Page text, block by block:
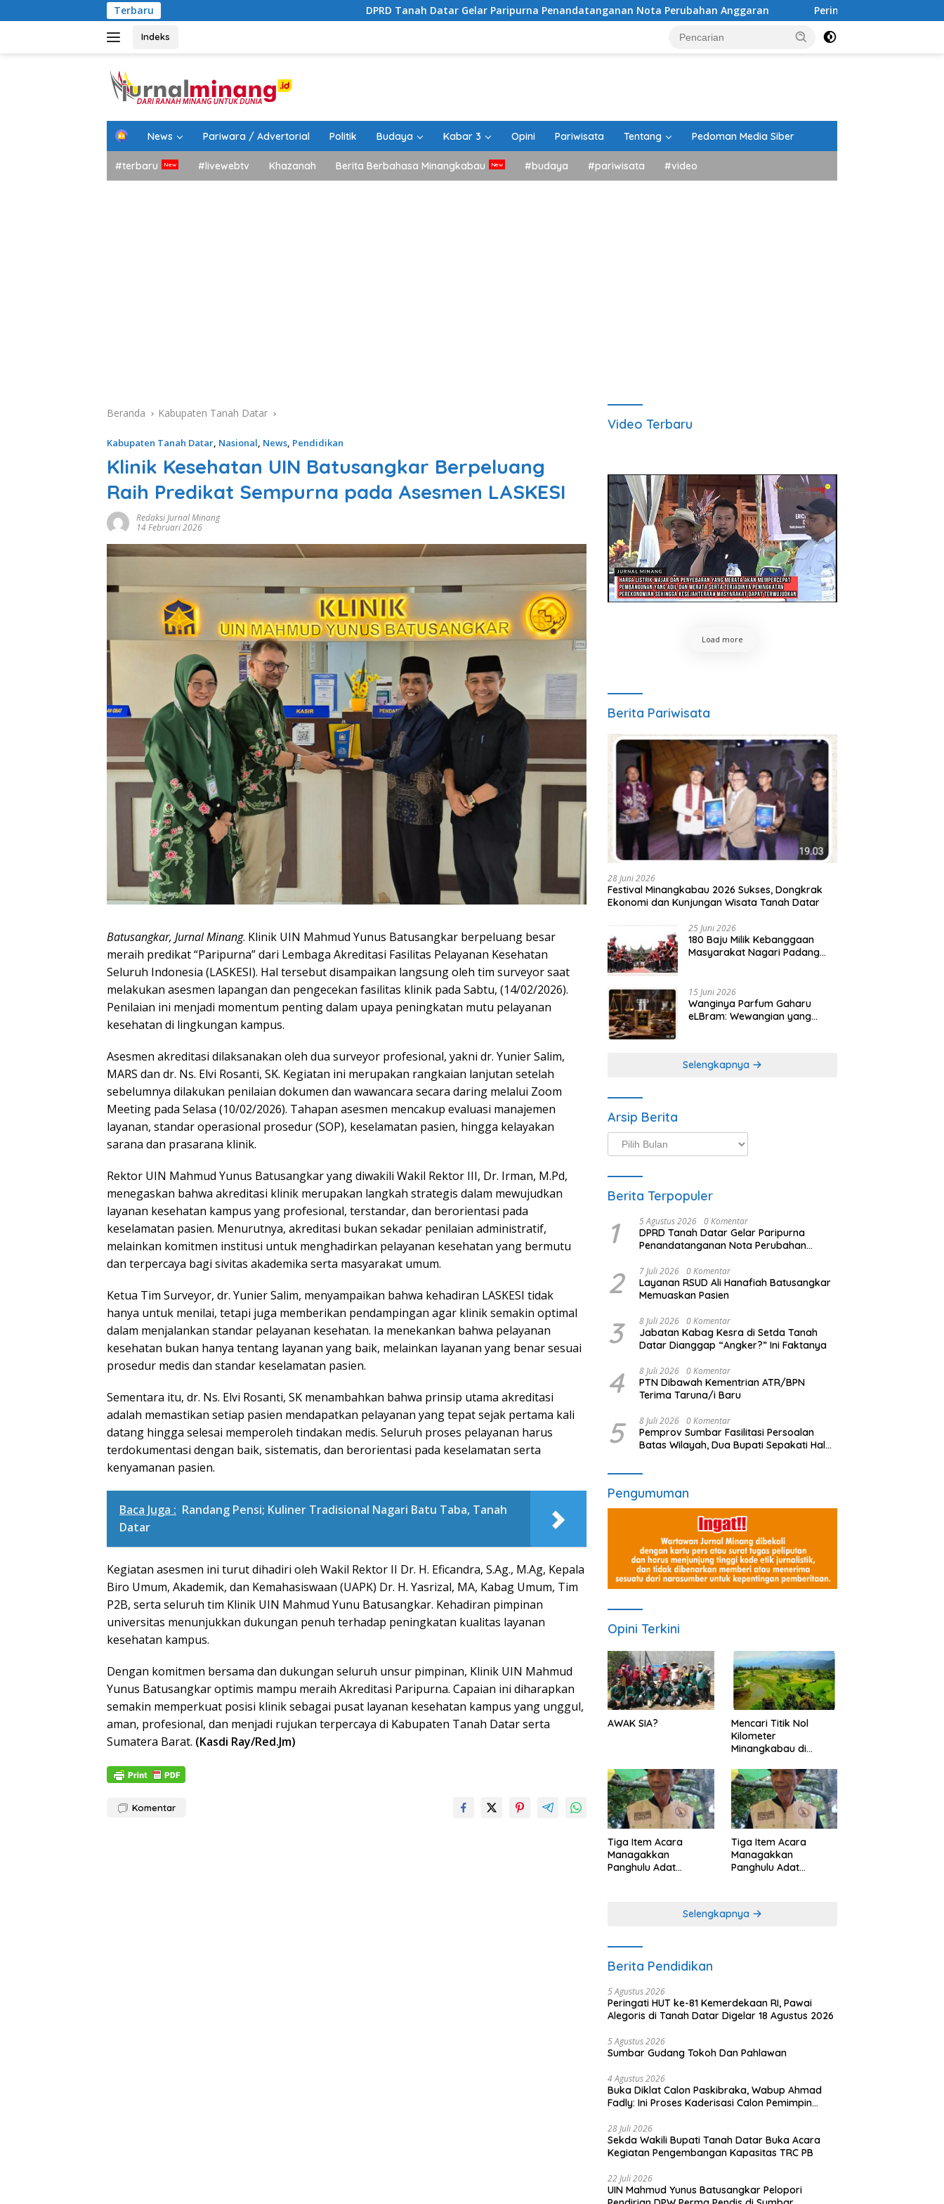
ke
Terbaru DPRD Tanah Datar Gelar Paripurna Penandatanganan Nota Perubahan Anggaran Peringati HUT ke-81 Kemerdekaan RI,
Indeks
H
m
e
News Pariwara / Advertorial Politik Budaya Kabar 3 Opini Pariwisata Tentang Pedoman Media Siber
#terbaru #livewebtv Khazanah Berita Berbahasa Minangkabau #budaya #pariwisata #video
Beranda Kabupaten Tanah Datar
Kabupaten Tanah Datar, Nasional, News, Pendidikan
Klinik Kesehatan UIN Batusangkar Berpeluang
Raih Predikat Sempurna pada Asesmen LASKESI
Redaksi Jurnal Minang
14 Februari 2026
Batusangkar, Jurnal Minang. Klinik UIN Mahmud Yunus Batusangkar berpeluang besar
meraih predikat “Paripurna” dari Lembaga Akreditasi Fasilitas Pelayanan Kesehatan
Seluruh Indonesia (LASKESI). Hal tersebut disampaikan langsung oleh tim surveyor saat
melakukan asesmen lapangan dan pengecekan fasilitas klinik pada Sabtu, (14/02/2026).
Penilaian ini menjadi momentum penting dalam upaya peningkatan mutu pelayanan
kesehatan di lingkungan kampus.
Asesmen akreditasi dilaksanakan oleh dua surveyor profesional, yakni dr. Yunier Salim,
MARS dan dr. Ns. Elvi Rosanti, SK. Kegiatan ini merupakan rangkaian lanjutan setelah
sebelumnya dilakukan penilaian dokumen dan wawancara secara daring melalui Zoom
Meeting pada Selasa (10/02/2026). Tahapan asesmen mencakup evaluasi manajemen
layanan, standar operasional prosedur (SOP), keselamatan pasien, hingga kelayakan
sarana dan prasarana klinik.
Rektor UIN Mahmud Yunus Batusangkar yang diwakili Wakil Rektor III, Dr. Irman, M.Pd,
menegaskan bahwa akreditasi klinik merupakan langkah strategis dalam mewujudkan
layanan kesehatan kampus yang profesional, terstandar, dan berorientasi pada
keselamatan pasien. Menurutnya, akreditasi bukan sekadar penilaian administratif,
melainkan komitmen institusi untuk menghadirkan pelayanan kesehatan yang bermutu
dan terpercaya bagi sivitas akademika serta masyarakat umum.
Ketua Tim Surveyor, dr. Yunier Salim, menyampaikan bahwa kehadiran LASKESI tidak
hanya untuk menilai, tetapi juga memberikan pendampingan agar klinik semakin optimal
dalam menjalankan standar pelayanan kesehatan. Ia menekankan bahwa pelayanan
kesehatan bukan hanya tentang layanan yang baik, melainkan layanan yang benar sesuai
prosedur medis dan standar keselamatan pasien.
Sementara itu, dr. Ns. Elvi Rosanti, SK menambahkan bahwa prinsip utama akreditasi
adalah memastikan setiap pasien mendapatkan pelayanan yang tepat sejak pertama kali
datang hingga selesai memperoleh tindakan medis. Seluruh proses pelayanan harus
terdokumentasi dengan baik, sistematis, dan berorientasi pada keselamatan serta
kenyamanan pasien.
Baca Juga : Randang Pensi; Kuliner Tradisional Nagari Batu Taba, Tanah
Datar
Kegiatan asesmen ini turut dihadiri oleh Wakil Rektor II Dr. H. Eficandra, S.Ag., M.Ag, Kepala
Biro Umum, Akademik, dan Kemahasiswaan (UAPK) Dr. H. Yasrizal, MA, Kabag Umum, Tim
P2B, serta seluruh tim Klinik UIN Mahmud Yunu Batusangkar. Kehadiran pimpinan
universitas menunjukkan dukungan penuh terhadap peningkatan kualitas layanan
kesehatan kampus.
Dengan komitmen bersama dan dukungan seluruh unsur pimpinan, Klinik UIN Mahmud
Yunus Batusangkar optimis mampu meraih Akreditasi Paripurna. Capaian ini diharapkan
semakin memperkuat posisi klinik sebagai pusat layanan kesehatan kampus yang unggul,
aman, profesional, dan menjadi rujukan terpercaya di Kabupaten Tanah Datar serta
Sumatera Barat. (Kasdi Ray/Red.Jm)
Komentar
Video Terbaru
Load more
Berita Pariwisata
28 Juni 2026
Festival Minangkabau 2026 Sukses, Dongkrak
Ekonomi dan Kunjungan Wisata Tanah Datar
25 Juni 2026
180 Baju Milik Kebanggaan
Masyarakat Nagari Padang
Minangkabau
15 Juni 2026
Wanginya Parfum Gaharu
eLBram: Wewangian yang
Selengkapnya
Arsip Berita
Arsip
Berita
Berita Terpopuler
1 5 Agustus 2026 0 Komentar
DPRD Tanah Datar Gelar Paripurna
Penandatanganan Nota Perubahan
2 7 Juli 2026 0 Komentar
Layanan RSUD Ali Hanafiah Batusangkar
Memuaskan Pasien
3 8 Juli 2026 0 Komentar
Jabatan Kabag Kesra di Setda Tanah
Datar Dianggap “Angker?” Ini Faktanya
4 8 Juli 2026 0 Komentar
PTN Dibawah Kementrian ATR/BPN
Terima Taruna/i Baru
5 8 Juli 2026 0 Komentar
Pemprov Sumbar Fasilitasi Persoalan
Batas Wilayah, Dua Bupati Sepakati Hal
Pengumuman
Opini Terkini
AWAK SIA?
Mencari Titik Nol
Kilometer
Minangkabau di
Dimanakah Lokasi
nya?
Tiga Item Acara
Managakkan
Panghulu Adat
Tiga Item Acara
Managakkan
Panghulu Adat
Selengkapnya
Berita Pendidikan
5 Agustus 2026
Peringati HUT ke-81 Kemerdekaan RI, Pawai
Alegoris di Tanah Datar Digelar 18 Agustus 2026
5 Agustus 2026
Sumbar Gudang Tokoh Dan Pahlawan
4 Agustus 2026
Buka Diklat Calon Paskibraka, Wabup Ahmad
Fadly: Ini Proses Kaderisasi Calon Pemimpin
28 Juli 2026
Sekda Wakili Bupati Tanah Datar Buka Acara
Kegiatan Pengembangan Kapasitas TRC PB
22 Juli 2026
UIN Mahmud Yunus Batusangkar Pelopori